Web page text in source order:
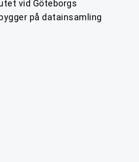
vid Göteborgs
på datainsamling